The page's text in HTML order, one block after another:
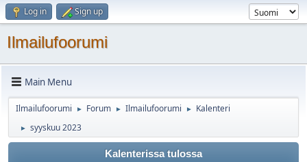
Log in Sign up
Ilmailufoorumi
Main Menu
Ilmailufoorumi ► Forum ► Ilmailufoorumi ► Kalenteri
► syyskuu 2023
Kalenterissa tulossa